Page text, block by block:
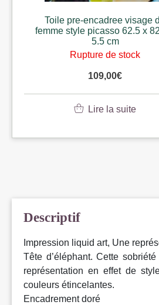
Toile pre-encadree visage
femme style picasso 62.5 x
5.5 cm
Rupture de stock
109,00€
Lire la suite
Descriptif
Impression liquid art, Une
Tête d’éléphant. Cette
représentation en effet de
couleurs étincelantes.
Encadrement doré